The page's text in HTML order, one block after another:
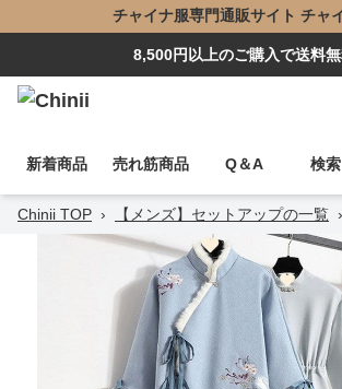
チャイナ服専門通販サイト チャ
8,500円以上のご購入で送料
新着商品 売れ筋商品 Q＆A 検索
Chinii TOP › 【メンズ】セットアップの一覧 ›